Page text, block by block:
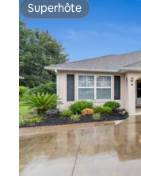
Superhôte
Superhôte